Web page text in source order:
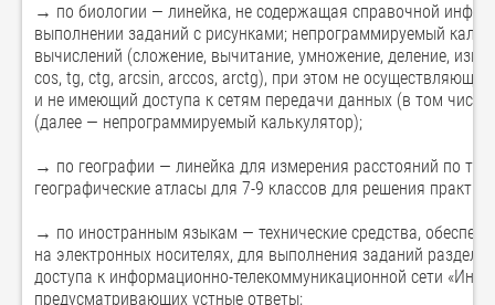
→ по биологии — линейка, не содержащая справочной
выполнении заданий с рисунками; непрограммируемый
вычислений (сложение, вычитание, умножение, деление,
cos, tg, ctg, arcsin, arccos, arctg), при этом не
и не имеющий доступа к сетям передачи данных (в том
(далее — непрограммируемый калькулятор);
→ по географии — линейка для измерения расстояний по
географические атласы для 7-9 классов для решения
→ по иностранным языкам — технические средства,
на электронных носителях, для выполнения заданий
доступа к информационно-телекоммуникационной сети
предусматривающих устные ответы;